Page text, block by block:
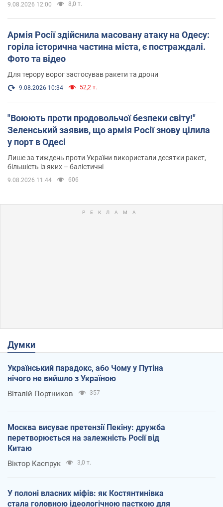
9.08.2026 12:00 8,0 т.
Армія Росії здійснила масовану атаку на Одесу:
горіла історична частина міста, є постраждалі.
Фото та відео
Для терору ворог застосував ракети та дрони
9.08.2026 10:34 52,2 т.
"Воюють проти продовольчої безпеки світу!"
Зеленський заявив, що армія Росії знову цілила
у порт в Одесі
Лише за тиждень проти України використали десятки ракет,
більшість із яких – балістичні
9.08.2026 11:44 606
Думки
Український парадокс, або Чому у Путіна
нічого не вийшло з Україною
Віталій Портников 357
Москва висуває претензії Пекіну: дружба
перетворюється на залежність Росії від
Китаю
Віктор Каспрук 3,0 т.
У полоні власних міфів: як Костянтинівка
стала головною ідеологічною пасткою для